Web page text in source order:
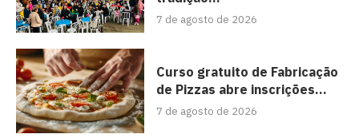
7 de agosto de 2026
Curso gratuito de Fabricação
de Pizzas abre inscrições...
7 de agosto de 2026